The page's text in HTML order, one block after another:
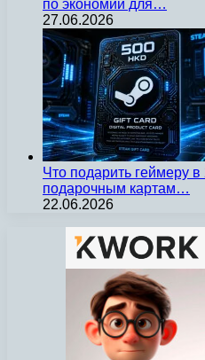
по экономии для…
27.06.2026
Что подарить геймеру в
подарочным картам…
22.06.2026